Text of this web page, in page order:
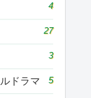
4
27
3
ドラマ 5